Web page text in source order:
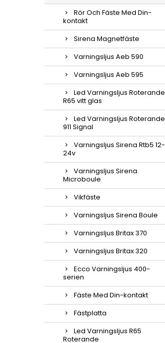
Rör Och Fäste Med Din-
kontakt
Sirena Magnetfäste
Varningsljus Aeb 590
Varningsljus Aeb 595
Led Varningsljus Roterande
R65 vitt glas
Led Varningsljus Roterande
911 Signal
Varningsljus Sirena Rtb5 12-
24v
Varningsljus Sirena
Microboule
Vikfäste
Varningsljus Sirena Boule
Varningsljus Britax 370
Varningsljus Britax 320
Ecco Varningsljus 400-
serien
Fäste Med Din-kontakt
Fästplatta
Led Varningsljus R65
Roterande